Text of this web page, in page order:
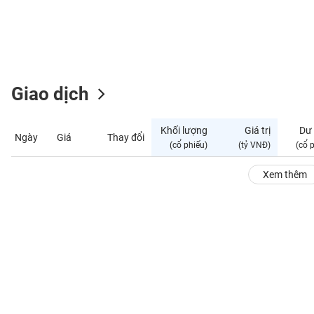
Giao dịch
Ngày Giá Thay đổi
Khối lượng
(cổ phiếu)
Giá trị
(tỷ VNĐ)
Dư
(cổ
Xem thêm
CÁ
NHÂN